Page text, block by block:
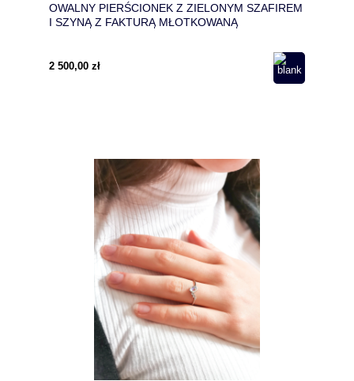
OWALNY PIERŚCIONEK Z ZIELONYM SZAFIREM
I SZYNĄ Z FAKTURĄ MŁOTKOWANĄ
2 500,00 zł